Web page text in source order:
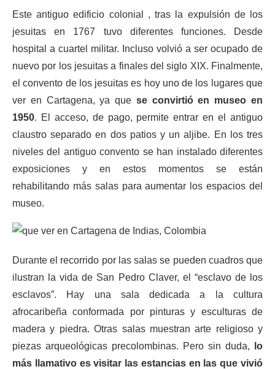
Este antiguo edificio colonial , tras la expulsión de los
jesuitas en 1767 tuvo diferentes funciones. Desde
hospital a cuartel militar. Incluso volvió a ser ocupado de
nuevo por los jesuitas a finales del siglo XIX. Finalmente,
el convento de los jesuitas es hoy uno de los lugares que
ver en Cartagena, ya que se convirtió en museo en
1950. El acceso, de pago, permite entrar en el antiguo
claustro separado en dos patios y un aljibe. En los tres
niveles del antiguo convento se han instalado diferentes
exposiciones y en estos momentos se están
rehabilitando más salas para aumentar los espacios del
museo.
Durante el recorrido por las salas se pueden cuadros que
ilustran la vida de San Pedro Claver, el “esclavo de los
esclavos”. Hay una sala dedicada a la cultura
afrocaribeña conformada por pinturas y esculturas de
madera y piedra. Otras salas muestran arte religioso y
piezas arqueológicas precolombinas. Pero sin duda,
lo
más llamativo es visitar las estancias en las que vivió